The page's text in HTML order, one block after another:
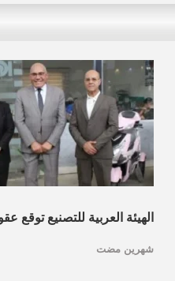
الهيئة العربية للتصنيع توقع
شهرين مضت